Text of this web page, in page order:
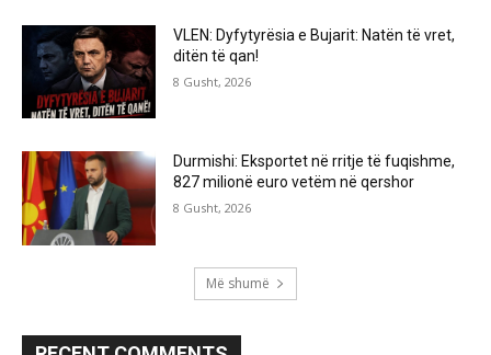
VLEN: Dyfytyrësia e Bujarit: Natën të vret,
ditën të qan!
8 Gusht, 2026
Durmishi: Eksportet në rritje të fuqishme,
827 milionë euro vetëm në qershor
8 Gusht, 2026
Më shumë